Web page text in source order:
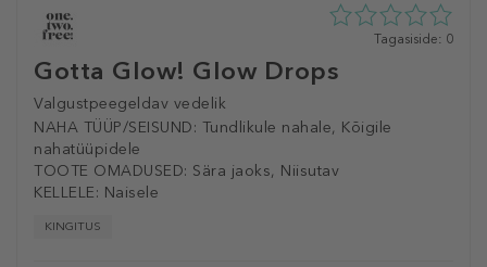
Gotta Glow! Glow Drops
Valgustpeegeldav vedelik
NAHA TÜÜP/SEISUND: Tundlikule nahale, Kõigile
nahatüüpidele
TOOTE OMADUSED: Sära jaoks, Niisutav
KELLELE: Naisele
KINGITUS
0
Tagasiside: 0